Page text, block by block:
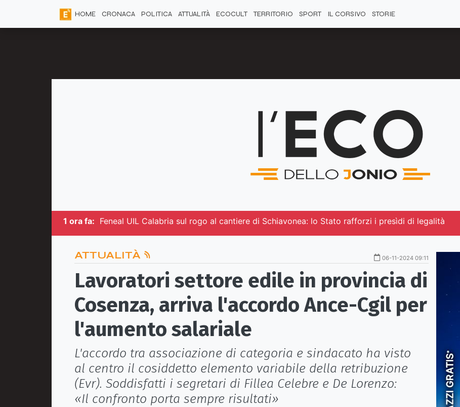
HOME CRONACA POLITICA ATTUALITÀ ECOCULT TERRITORIO SPORT IL CORSIVO STORIE
1 ora fa: Feneal UIL Calabria sul rogo al cantiere di Schiavonea: lo Stato rafforzi i presìdi di legalità
ATTUALITÀ 06-11-2024 09:11
Lavoratori settore edile in provincia di
Cosenza, arriva l'accordo Ance-Cgil per
l'aumento salariale
L'accordo tra associazione di categoria e sindacato ha visto
al centro il cosiddetto elemento variabile della retribuzione
(Evr). Soddisfatti i segretari di Fillea Celebre e De Lorenzo:
«Il confronto porta sempre risultati»